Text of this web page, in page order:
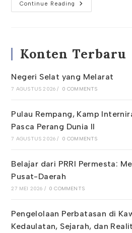
Continue Reading
Merawat
Sejarah,
Konten Terbaru
Negeri Selat yang Melarat
7 AGUSTUS 2026 / 0 COMMENTS
Pulau Rempang, Kamp
Pasca Perang Dunia II
7 AGUSTUS 2026 / 0 COMMENTS
Belajar dari PRRI Permesta:
Pusat-Daerah
27 MEI 2026 / 0 COMMENTS
Pengelolaan Perbatasan di
Kedaulatan, Sejarah, dan